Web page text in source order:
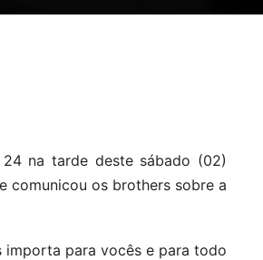
na tarde deste sábado (02)
comunicou os brothers sobre a
importa para vocês e para todo